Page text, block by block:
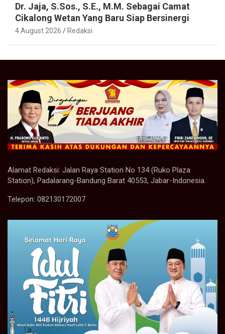
Dr. Jaja, S.Sos., S.E., M.M. Sebagai Camat
Cikalong Wetan Yang Baru Siap Bersinergi
4 August 2026 Redaksi
Alamat Redaksi: Jalan Raya Station No 134 (Ruko Plaza
Station), Padalarang-Bandung Barat 40553, Jabar-Indonesia.
Telepon: 082130172007